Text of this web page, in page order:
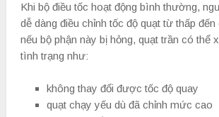
Khi bộ điều tốc hoạt động bình thường,
dễ dàng điều chỉnh tốc độ quạt từ thấp
nếu bộ phận này bị hỏng, quạt trần có thể
tình trạng như:
không thay đổi được tốc độ quay
quạt chạy yếu dù đã chỉnh mức cao